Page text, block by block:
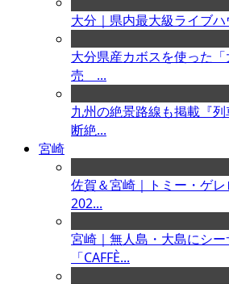
大分｜県内最大級ライブハ
大分県産カボスを使った
売 ...
九州の絶景路線も掲載『
断絶...
宮崎
佐賀＆宮崎｜トミー・ゲ
202...
宮崎｜無人島・大島にシ
「CAFFÈ...